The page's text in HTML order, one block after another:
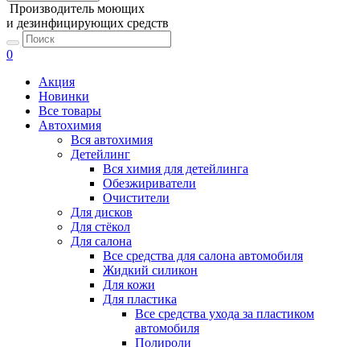
Производитель моющих
и дезинфицирующих средств
0
Акция
Новинки
Все товары
Автохимия
Вся автохимия
Детейлинг
Вся химия для детейлинга
Обезжириватели
Очистители
Для дисков
Для стёкол
Для салона
Все средства для салона автомобиля
Жидкий силикон
Для кожи
Для пластика
Все средства ухода за пластиком
автомобиля
Полироли